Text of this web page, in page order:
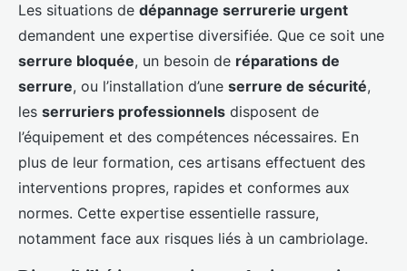
Les situations de dépannage serrurerie urgent
demandent une expertise diversifiée. Que ce soit une
serrure bloquée, un besoin de réparations de
serrure, ou l’installation d’une serrure de sécurité,
les serruriers professionnels disposent de
l’équipement et des compétences nécessaires. En
plus de leur formation, ces artisans effectuent des
interventions propres, rapides et conformes aux
normes. Cette expertise essentielle rassure,
notamment face aux risques liés à un cambriolage.